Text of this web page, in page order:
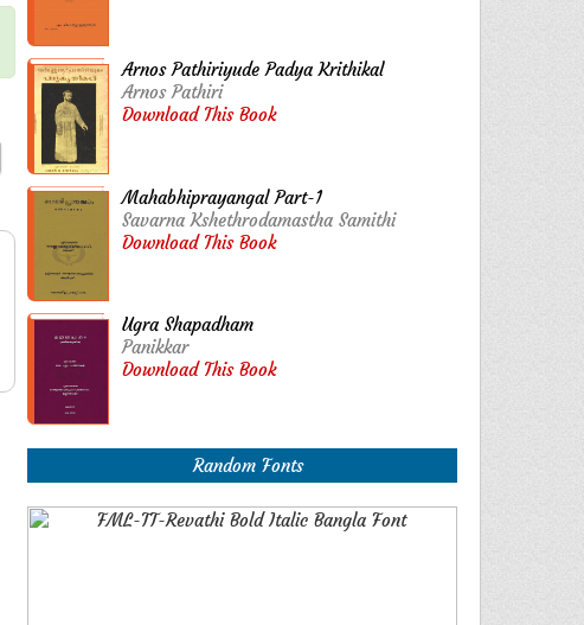
Arnos Pathiriyude Padya Krithikal
Arnos Pathiri
Download This Book
Mahabhiprayangal Part-1
Savarna Kshethrodamastha Samithi
Download This Book
Ugra Shapadham
Panikkar
Download This Book
Random Fonts